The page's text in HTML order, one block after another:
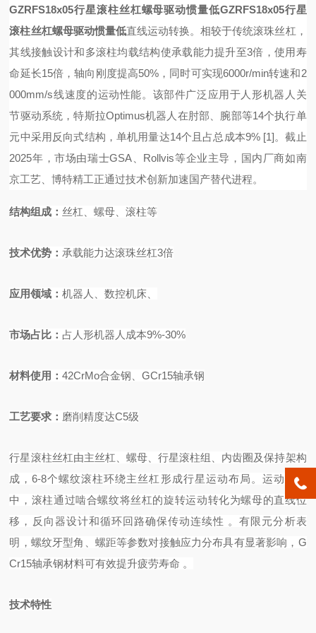
GZRFS18x05行星滚柱丝杠螺母驱动惯量低GZRFS18x05行星
滚柱丝杠螺母驱动惯量低直线运动转换。相较于传统滚珠丝杠，
其线接触设计和多滚柱均载结构使承载能力提升至3倍，使用寿
命延长15倍，轴向刚度提高50%，同时可实现6000r/min转速和2
000mm/s线速度的运动性能。该部件广泛应用于人形机器人关
节驱动系统，特斯拉Optimus机器人在肘部、腕部等14个执行单
元中采用反向式结构，单机用量达14个且占总成本9%[1]。截止
2025年，市场由瑞士GSA、Rollvis等企业主导，国内厂商如南
京工艺、博特精工正通过技术创新加速国产替代进程。
结构组成 ：丝杠、螺母、滚柱等
技术优势 ： 承载能力达滚珠丝杠3倍
应用领域 ：机器人、数控机床、
市场占比 ： 占人形机器人成本9%-30%
材料使用：42CrMo合金钢、GCr15轴承钢
工艺要求 ： 磨削精度达C5级
行星滚柱丝杠由主丝杠、螺母、行星滚柱组、内齿圈及保持架构
成，6-8个螺纹滚柱环绕主丝杠形成行星运动布局。运动过程
中，滚柱通过啮合螺纹将丝杠的旋转运动转化为螺母的直线位
移，反向器设计和循环回路确保传动连续性 。有限元分析表
明，螺纹牙型角、螺距等参数对接触应力分布具有显著影响， G
Cr15轴承钢材料可有效提升疲劳寿命 。
技术特性